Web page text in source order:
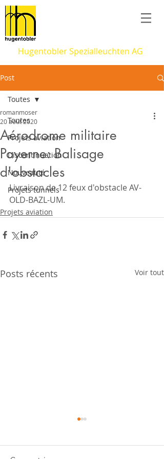
Hugentobler Spezialleuchten AG
Post
Toutes
Projets aviation
Discontinuation
Nouveauté
Projets tunnels
Toutes
Aérodrome militaire
Payerne: Balisage
d'obstacles
romanmoser
20 août 2020
Livraison de 12 feux d'obstacle AV-
OLD-BAZL-UM.
Projets aviation
Posts récents Voir tout